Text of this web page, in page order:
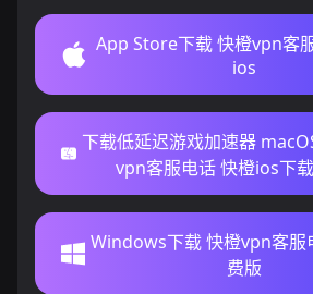
App Store下载 快橙vpn客
ios
下载低延迟游戏加速器
vpn客服电话 快橙ios下
Windows下载 快橙vpn客服
费版